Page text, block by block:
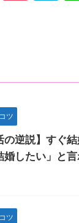
ツ
の逆説】すぐ
婚したい」と
ツ